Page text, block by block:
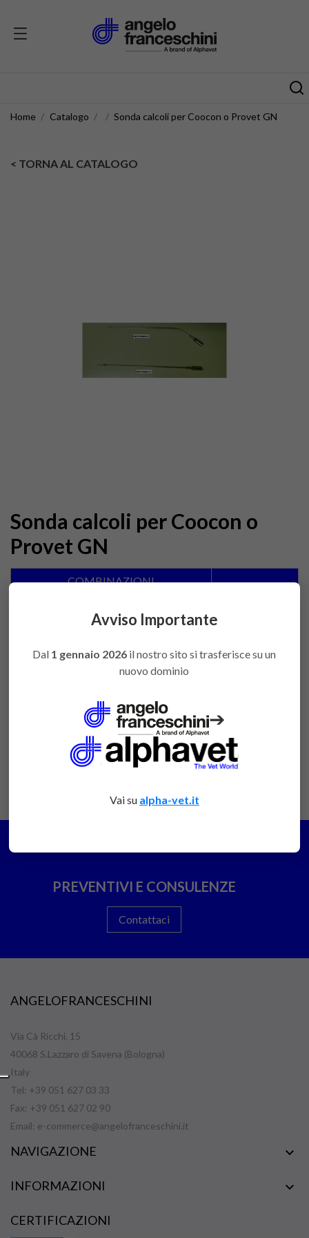
Home Catalogo Sonda calcoli per Coocon o Provet GN
< TORNA AL CATALOGO
Sonda calcoli per Coocon o
Provet GN
COMBINAZIONI
ODT0982/01
PREVENTIVI E CONSULENZE
Contattaci
ANGELOFRANCESCHINI
Via Cà Ricchi, 15
40068 S.Lazzaro di Savena (Bologna)
Italy
Tel: +39 051 627 03 33
Fax: +39 051 627 02 90
Email: e-commerce@angelofranceschini.it
NAVIGAZIONE 
INFORMAZIONI 
CERTIFICAZIONI
Avviso Importante
Dal 1 gennaio 2026 il nostro sito si trasferisce su un
nuovo dominio
➔
Vai su alpha-vet.it